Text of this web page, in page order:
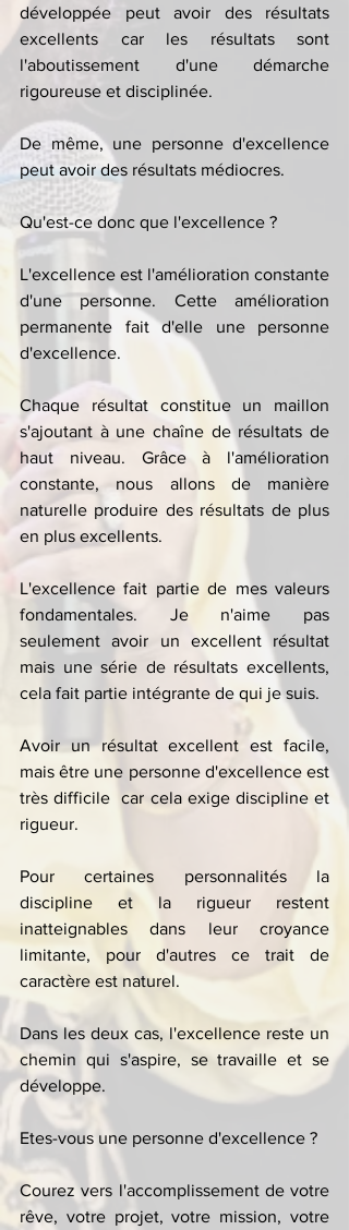
développée peut avoir des résultats
excellents car les résultats sont
l'aboutissement d'une démarche
rigoureuse et disciplinée.
De même, une personne d'excellence
peut avoir des résultats médiocres.
Qu'est-ce donc que l'excellence ?
L'excellence est l'amélioration constante
d'une personne. Cette amélioration
permanente fait d'elle une personne
d'excellence.
Chaque résultat constitue un maillon
s'ajoutant à une chaîne de résultats de
haut niveau. Grâce à l'amélioration
constante, nous allons de manière
naturelle produire des résultats de plus
en plus excellents.
L'excellence fait partie de mes valeurs
fondamentales. Je n'aime pas
seulement avoir un excellent résultat
mais une série de résultats excellents,
cela fait partie intégrante de qui je suis.
Avoir un résultat excellent est facile,
mais être une personne d'excellence est
très difficile  car cela exige discipline et
rigueur.
Pour certaines personnalités la
discipline et la rigueur restent
inatteignables dans leur croyance
limitante, pour d'autres ce trait de
caractère est naturel.
Dans les deux cas, l'excellence reste un
chemin qui s'aspire, se travaille et se
développe.
Etes-vous une personne d'excellence ?
Courez vers l'accomplissement de votre
rêve, votre projet, votre mission, votre